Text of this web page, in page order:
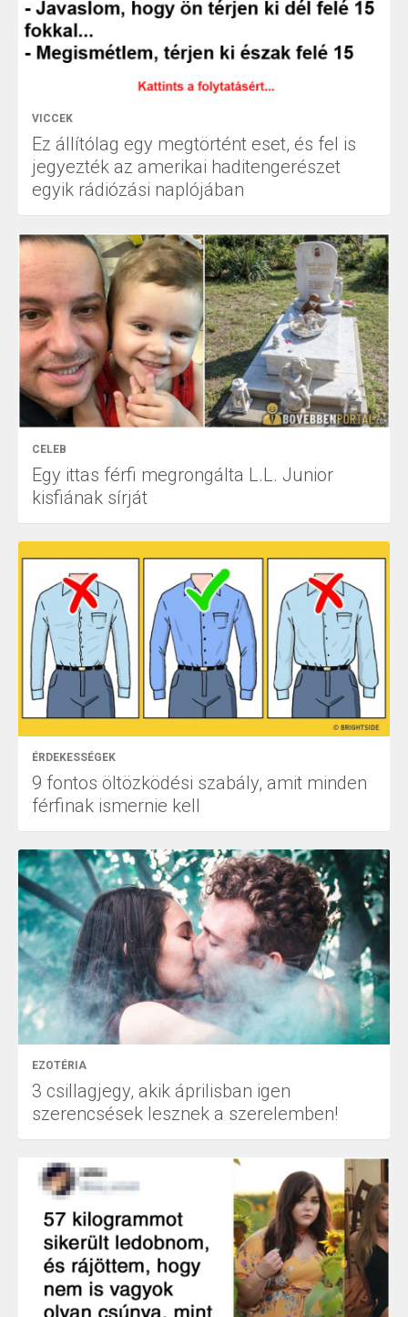
VICCEK
Ez állítólag egy megtörtént eset, és fel is
jegyezték az amerikai haditengerészet
egyik rádiózási naplójában
CELEB
Egy ittas férfi megrongálta L.L. Junior
kisfiának sírját
ÉRDEKESSÉGEK
9 fontos öltözködési szabály, amit minden
férfinak ismernie kell
EZOTÉRIA
3 csillagjegy, akik áprilisban igen
szerencsések lesznek a szerelemben!